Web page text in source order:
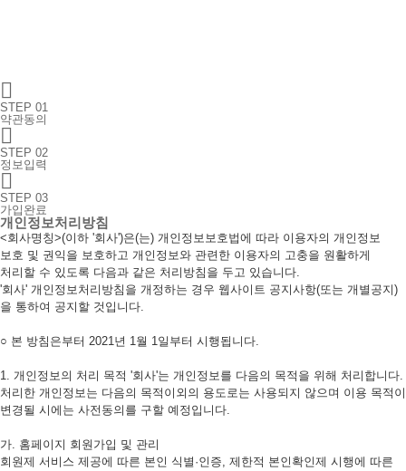

STEP 01
약관동의

STEP 02
정보입력

STEP 03
가입완료
개인정보처리방침
<회사명칭>(이하 '회사')은(는) 개인정보보호법에 따라 이용자의 개인정보
보호 및 권익을 보호하고 개인정보와 관련한 이용자의 고충을 원활하게
처리할 수 있도록 다음과 같은 처리방침을 두고 있습니다.
'회사' 개인정보처리방침을 개정하는 경우 웹사이트 공지사항(또는 개별공지)
을 통하여 공지할 것입니다.
○ 본 방침은부터 2021년 1월 1일부터 시행됩니다.
1. 개인정보의 처리 목적 '회사'는 개인정보를 다음의 목적을 위해 처리합니다.
처리한 개인정보는 다음의 목적이외의 용도로는 사용되지 않으며 이용 목적이
변경될 시에는 사전동의를 구할 예정입니다.
가. 홈페이지 회원가입 및 관리
회원제 서비스 제공에 따른 본인 식별·인증, 제한적 본인확인제 시행에 따른